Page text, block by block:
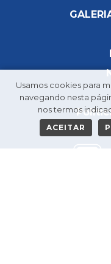
Usamos cookies para
navegando nesta
nos termos
ACEITAR